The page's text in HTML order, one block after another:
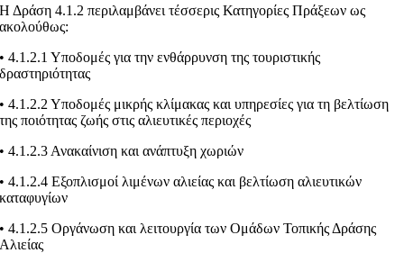
Η Δράση 4.1.2 περιλαμβάνει τέσσερις Κατηγορίες Πράξεων ως
ακολούθως:
• 4.1.2.1 Υποδομές για την ενθάρρυνση της τουριστικής
δραστηριότητας
• 4.1.2.2 Υποδομές μικρής κλίμακας και υπηρεσίες για τη βελτίωση
της ποιότητας ζωής στις αλιευτικές περιοχές
• 4.1.2.3 Ανακαίνιση και ανάπτυξη χωριών
• 4.1.2.4 Εξοπλισμοί λιμένων αλιείας και βελτίωση αλιευτικών
καταφυγίων
• 4.1.2.5 Οργάνωση και λειτουργία των Ομάδων Τοπικής Δράσης
Αλιείας